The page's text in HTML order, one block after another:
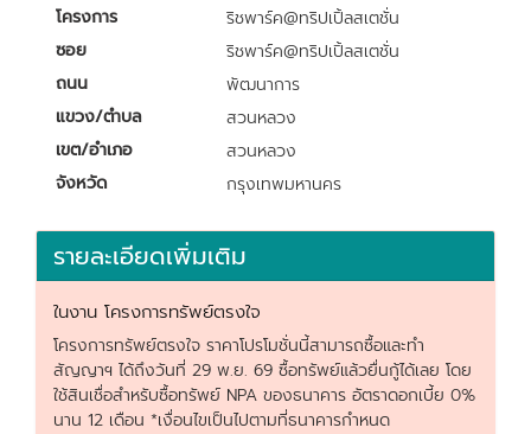
โครงการ
ริชพาร์ค@ทริปเปิ้ลสเตชั่น
ซอย
ริชพาร์ค@ทริปเปิ้ลสเตชั่น
ถนน
พัฒนาการ
แขวง/ตำบล
สวนหลวง
เขต/อำเภอ
สวนหลวง
จังหวัด
กรุงเทพมหานคร
รายละเอียดเพิ่มเติม
ในงาน โครงการทรัพย์ตรงใจ
โครงการทรัพย์ตรงใจ ราคาโปรโมชั่นนี้สามารถซื้อและทำ
สัญญาฯ ได้ถึงวันที่ 29 พ.ย. 69 ซื้อทรัพย์แล้วยื่นกู้ได้เลย โดย
ใช้สินเชื่อสำหรับซื้อทรัพย์ NPA ของธนาคาร อัตราดอกเบี้ย 0%
นาน 12 เดือน *เงื่อนไขเป็นไปตามที่ธนาคารกำหนด